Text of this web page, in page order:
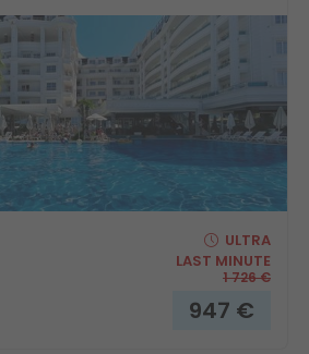
ULTRA
LAST MINUTE
1 726€
947 €